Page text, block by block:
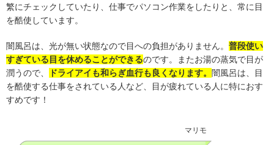
繁にチェックしていたり、仕事でパソコン作業をしたりと、常に目
を酷使しています。
闇風呂は、光が無い状態なので目への負担がありません。 普段使い
すぎている目を休めることができるのです。またお湯の蒸気で目が
潤うので、
ドライアイも和らぎ血行も良くなります。 闇風呂は、目
を酷使する仕事をされている人など、目が疲れている人に特におす
すめです！
マリモ